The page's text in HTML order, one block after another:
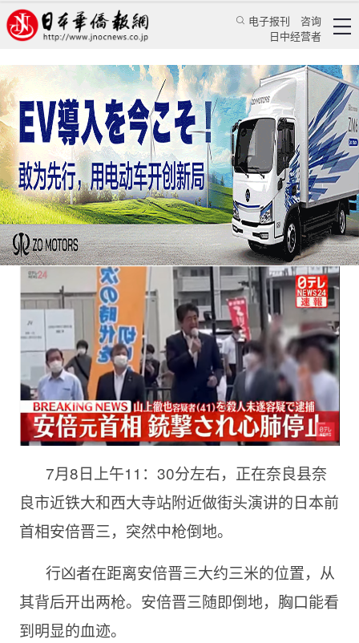
电子报刊
咨询
日中经营者
突发！日本前首相安倍晋三连中两枪
乔聚 日本新闻 政治焦点
日本华侨报 2022/7/8 12:17:51
7月8日上午11：30分左右，正在奈良县奈
良市近铁大和西大寺站附近做街头演讲的日本前
首相安倍晋三，突然中枪倒地。
行凶者在距离安倍晋三大约三米的位置，从
其背后开出两枪。安倍晋三随即倒地，胸口能看
到明显的血迹。